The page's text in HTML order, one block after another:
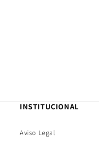
INSTITUCIONAL
Aviso Legal